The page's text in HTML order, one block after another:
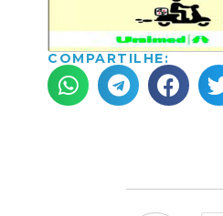
COMPARTILHE: